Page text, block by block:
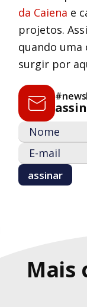
da Caiena e
projetos.
quando
surgir por
Mais